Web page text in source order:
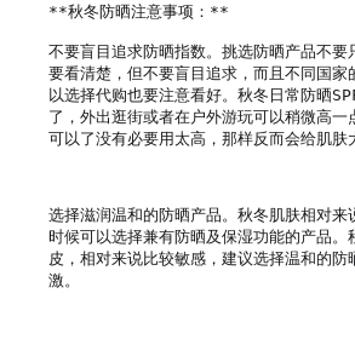
**秋冬防晒注意事项：**
不要盲目追求防晒指数。挑选防晒产品不要
要看清楚，但不要盲目追求，而且不同国家
以选择代购也要注意看好。秋冬日常防晒
了，外出逛街或者在户外游玩可以稍微高一
可以了没有必要用太高，那样反而会给肌肤
选择滋润温和的防晒产品。秋冬肌肤相对来
时候可以选择兼有防晒及保湿功能的产品。
皮，相对来说比较敏感，建议选择温和的防
激。